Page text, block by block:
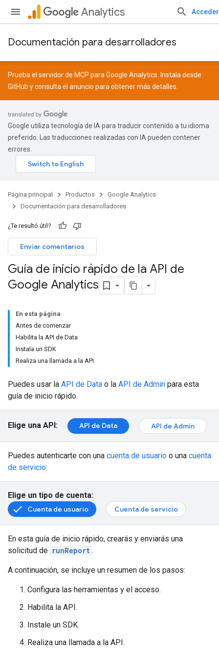
Analytics Acceder
Documentación para desarrolladores
Prueba el servidor de MCP para Google Analytics. Instala desde
GitHub y consulta el anuncio para obtener más detalles.
Google utiliza tecnología de IA para traducir contenido a tu idioma
preferido. Las traducciones realizadas con IA pueden contener
errores.
Página principal Productos
Google Analytics
Documentación para desarrolladores
¿Te resultó útil?
Enviar comentarios
Guía de inicio rápido de la API de
Google Analytics
En esta página
Antes de comenzar
Habilita la API de Data
Instala un SDK
Realiza una llamada a la API
Puedes usar la API de Data o la API de Admin para esta
guía de inicio rápido.
Elige una API: API de Data API de Admin
Puedes autenticarte con una cuenta de usuario o una cuenta
de servicio:
Elige un tipo de cuenta:
Cuenta de usuario Cuenta de servicio
En esta guía de inicio rápido, crearás y enviarás una
solicitud de runReport .
A continuación, se incluye un resumen de los pasos:
Configura las herramientas y el acceso.
Habilita la API.
Instale un SDK.
Realiza una llamada a la API.